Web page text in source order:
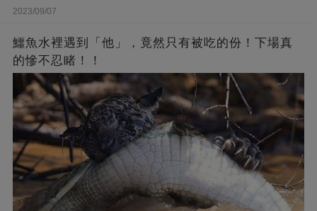
2023/09/07
鱷魚水裡遇到「他」，竟然只有被吃的份！下場真
的慘不忍睹！！